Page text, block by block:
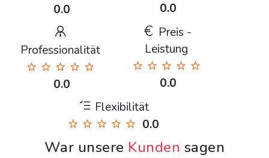
0.0 0.0
Professionalität
0.0
Preis -
Leistung
0.0
Flexibilität
0.0
War unsere Kunden sagen